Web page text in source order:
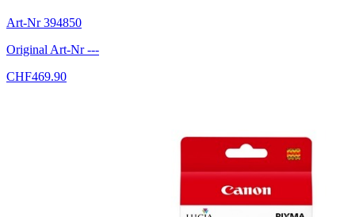
Art-Nr394850
Original Art-Nr---
CHF469.90